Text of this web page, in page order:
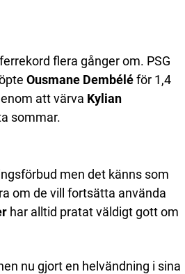
flera gånger om. PSG
Ousmane Dembéléför 1,4
att värva Kylian
sommar.
men det känns som
om de vill fortsätta använda
har alltid pratat väldigt gott om
nu gjort en helvändning i sina